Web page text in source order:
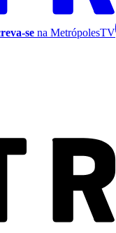
se na MetrópolesTV